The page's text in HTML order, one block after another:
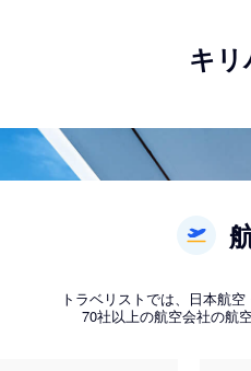
キ
トラベリストでは、日本航
70社以上の航空会社の航